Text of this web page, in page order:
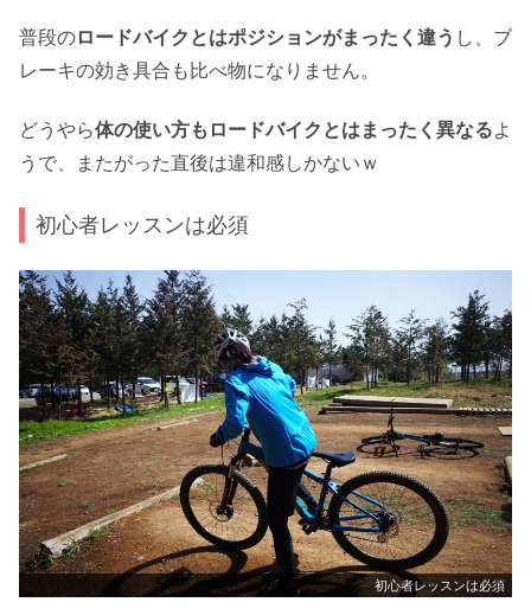
普段のロードバイクとはポジションがまったく違う し、ブ
レーキの効き具合も比べ物になりません。
どうやら体の使い方もロードバイクとはまったく異なるよ
うで、またがった直後は違和感しかないｗ
初心者レッスンは必須
初心者レッスンは必須